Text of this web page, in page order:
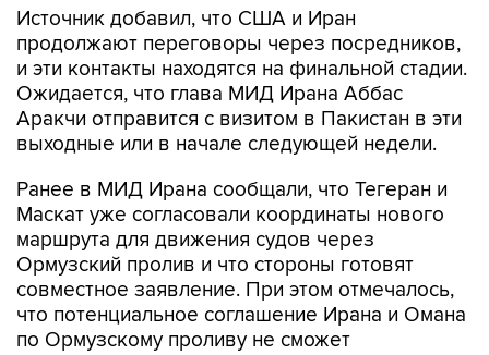
Источник добавил, что США и Иран
продолжают переговоры через посредников,
и эти контакты находятся на финальной стадии.
Ожидается, что глава МИД Ирана Аббас
Аракчи отправится с визитом в Пакистан в эти
выходные или в начале следующей недели.
Ранее в МИД Ирана сообщали, что Тегеран и
Маскат уже согласовали координаты нового
маршрута для движения судов через
Ормузский пролив и что стороны готовят
совместное заявление. При этом отмечалось,
что потенциальное соглашение Ирана и Омана
по Ормузскому проливу не сможет